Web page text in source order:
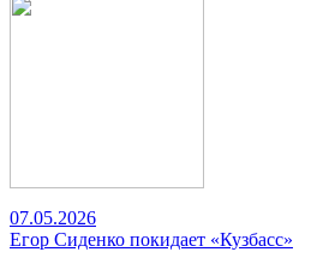
07.05.2026
Егор Сиденко покидает «Кузбасс»